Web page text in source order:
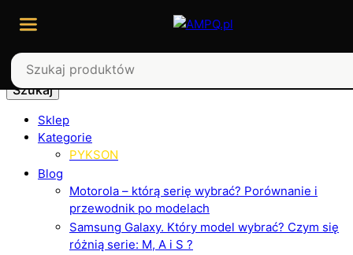
Szukaj
Sklep
Kategorie
PYKSON
Blog
Motorola – którą serię wybrać? Porównanie i
przewodnik po modelach
Samsung Galaxy. Który model wybrać? Czym się
różnią serie: M, A i S ?